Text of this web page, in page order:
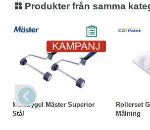
Produkter från samma
Maxibygel Mäster Superior
Stål
Rollerset
Målning